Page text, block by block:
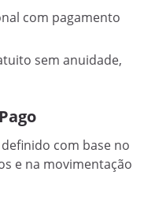
com pagamento
sem anuidade,
com base no
e na movimentação